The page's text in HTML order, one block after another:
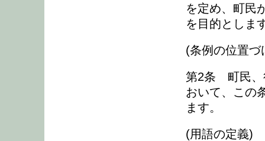
を定め、町民
を目的としま
(条例の位置づ
第2条 町民、
おいて、この
ます。
(用語の定義)